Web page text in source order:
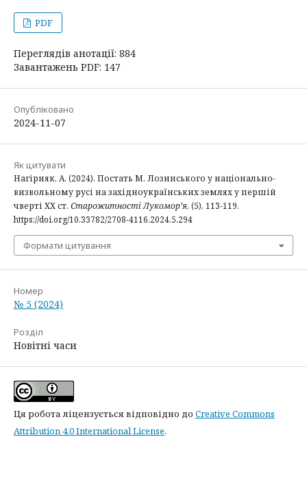
PDF
Переглядів анотації: 884
Завантажень PDF: 147
Опубліковано
2024-11-07
Як цитувати
Нагірняк, А. (2024). Постать М. Лозинського у національно-
визвольному русі на західноукраїнських землях у першій
чверті ХХ ст. Старожитності Лукомор’я, (5), 113-119.
https://doi.org/10.33782/2708-4116.2024.5.294
Формати цитування
Номер
№ 5 (2024)
Розділ
Новітні часи
Ця робота ліцензується відповідно до Creative Commons
Attribution 4.0 International License.